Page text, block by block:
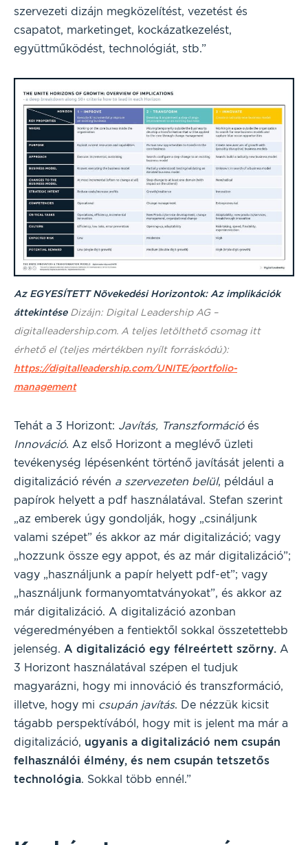
szervezeti dizájn megközelítést, vezetést és
csapatot, marketinget, kockázatkezelést,
együttműködést, technológiát, stb.”
Az EGYESÍTETT Növekedési Horizontok: Az implikációk
áttekintéseDizájn: Digital Leadership AG –
digitalleadership.com. A teljes letölthető csomag itt
érhető el (teljes mértékben nyílt forráskódú):
https://digitalleadership.com/UNITE/portfolio-
management
Tehát a 3 Horizont: Javítás, Transzformációés
Innováció. Az első Horizont a meglévő üzleti
tevékenység lépésenként történő javítását jelenti a
digitalizáció révén a szervezeten belül, például a
papírok helyett a pdf használatával. Stefan szerint
„az emberek úgy gondolják, hogy „csináljunk
valami szépet” és akkor az már digitalizáció; vagy
„hozzunk össze egy appot, és az már digitalizáció”;
vagy „használjunk a papír helyett pdf-et”; vagy
„használjunk formanyomtatványokat”, és akkor az
már digitalizáció. A digitalizáció azonban
végeredményében a fentiektől sokkal összetettebb
jelenség. A digitalizáció egy félreértett szörny. A
3 Horizont használatával szépen el tudjuk
magyarázni, hogy mi innováció és transzformáció,
illetve, hogy mi csupán javítás. De nézzük kicsit
tágabb perspektívából, hogy mit is jelent ma már a
digitalizáció, ugyanis a digitalizáció nem csupán
felhasználói élmény, és nem csupán tetszetős
technológia. Sokkal több ennél.”